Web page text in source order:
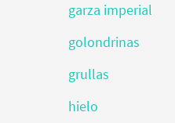
garza imperial
golondrinas
grullas
hielo